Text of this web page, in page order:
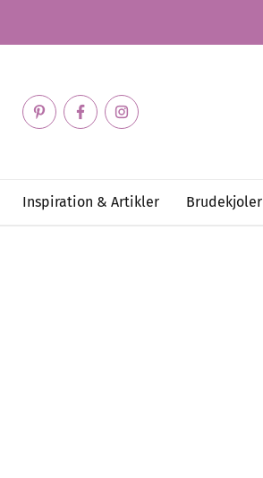
Inspiration & Artikler Brudekjoler